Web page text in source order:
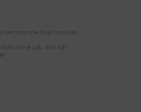
sieraden die bij je trouwjurk
foto van je jurk, dan kijkt